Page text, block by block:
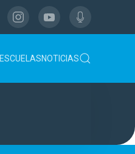
ESCUELASNOTICIAS